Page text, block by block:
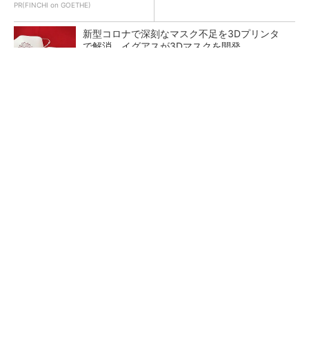
PR(FINCHI on GOETHE)
新型コロナで深刻なマスク不足を3Dプリンタ
で解消、イグアスが3Dマスクを開発